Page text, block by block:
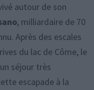
autour de son
, milliardaire de 70
Après des escales
du lac de Côme, le
séjour très
escapade à la